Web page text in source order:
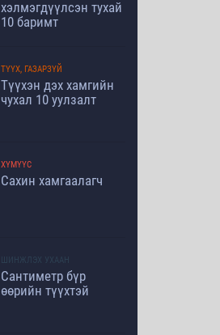
хэлмэгдүүлсэн тухай
10 баримт
ТҮҮХ, ГАЗАРЗҮЙ
Түүхэн дэх хамгийн
чухал 10 уулзалт
ХҮМҮҮС
Сахин хамгаалагч
ШИНЖЛЭХ УХААН
Сантиметр бүр
өөрийн түүхтэй